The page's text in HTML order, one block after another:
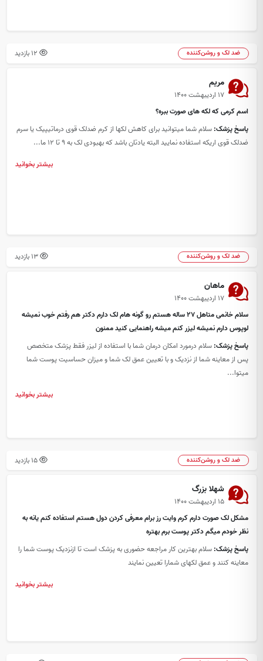
ضد لک و روشن‌کننده
مریم
۱۷ اردیبهشت ۱۴۰۰
اسم کرمی که لکه های صورت ببره؟
پاسخ پزشک: سلام شما میتوانید برای کاهش لکها از کرم ضدلک قوی درماتیپیک یا سرم
ضدلک قوی اریکه استفاده نمایید البته یادتان باشد که بهبودی لک به 9 تا 12 ما...
بیشتر بخوانید
ضد لک و روشن‌کننده 13 بازدید
ماهان
۱۷ اردیبهشت ۱۴۰۰
سلام خانمی متاهل ۲۷ ساله هستم رو گونه هام لک دارم دکتر هم رفتم خوب نمیشه
لوپوس دارم نمیشه لیزر کنم میشه راهنمایی کنید ممنون
پاسخ پزشک: سلام درمورد امکان درمان شما با استفاده از لیزر فقط پزشک متخصص
پس از معاینه شما از نزدیک و با تعیین عمق لک شما و میزان حساسیت پوست شما
میتوا...
بیشتر بخوانید
ضد لک و روشن‌کننده 15 بازدید
شهلا بزرگ
۱۵ اردیبهشت ۱۴۰۰
مشکل لک صورت دارم کرم وایت رز برام معرفی کردن دول هستم استفاده کنم یانه به
نظر خودم میگم دکتر پوست برم بهتره
پاسخ پزشک: سلام بهترین کار مراجعه حضوری به پزشک است تا ازنزدیک پوست شما را
معاینه کنند و عمق لکهای شمارا تعیین نمایند
بیشتر بخوانید